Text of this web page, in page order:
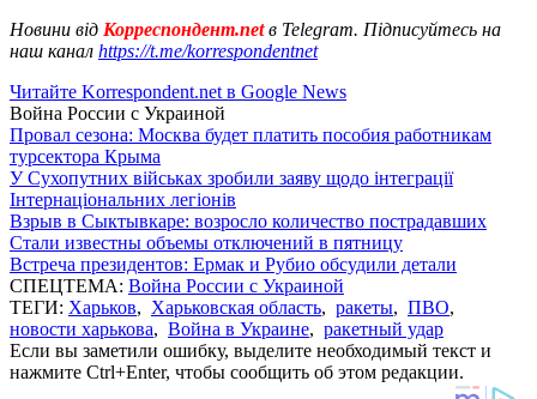
Новини від Корреспондент.netв Telegram. Підписуйтесь на
наш канал https://t.me/korrespondentnet
Читайте Korrespondent.net в Google News
Война России с Украиной
Провал сезона: Москва будет платить пособия работникам
турсектора Крыма
У Сухопутних військах зробили заяву щодо інтеграції
Інтернаціональних легіонів
Взрыв в Сыктывкаре: возросло количество пострадавших
Стали известны объемы отключений в пятницу
Встреча президентов: Ермак и Рубио обсудили детали
СПЕЦТЕМА: Война России с Украиной
ТЕГИ: Харьков, Харьковская область, ракеты, ПВО,
новости харькова, Война в Украине, ракетный удар
Если вы заметили ошибку, выделите необходимый текст и
нажмите Ctrl+Enter, чтобы сообщить об этом редакции.